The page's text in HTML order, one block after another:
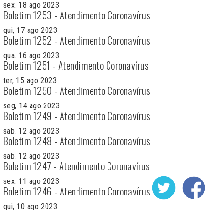
sex, 18 ago 2023
Boletim 1253 - Atendimento Coronavírus
qui, 17 ago 2023
Boletim 1252 - Atendimento Coronavírus
qua, 16 ago 2023
Boletim 1251 - Atendimento Coronavírus
ter, 15 ago 2023
Boletim 1250 - Atendimento Coronavírus
seg, 14 ago 2023
Boletim 1249 - Atendimento Coronavírus
sab, 12 ago 2023
Boletim 1248 - Atendimento Coronavírus
sab, 12 ago 2023
Boletim 1247 - Atendimento Coronavírus
sex, 11 ago 2023
Boletim 1246 - Atendimento Coronavírus
qui, 10 ago 2023